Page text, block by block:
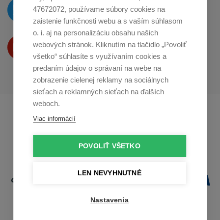
47672072, používame súbory cookies na
zaistenie funkčnosti webu a s vaším súhlasom
o. i. aj na personalizáciu obsahu našich
webových stránok. Kliknutím na tlačidlo „Povoliť
všetko“ súhlasíte s využívaním cookies a
predaním údajov o správaní na webe na
zobrazenie cielenej reklamy na sociálnych
sieťach a reklamných sieťach na ďalších
weboch.
Viac informácií
POVOLIŤ VŠETKO
LEN NEVYHNUTNÉ
Nastavenia
O novinkách píšeme
naTwitteri
Produkty Vám predstavujeme
na Youtube
Profikuchař.cz